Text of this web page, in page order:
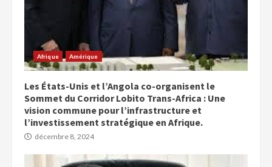
Afrique Amérique
Les États-Unis et l’Angola co-organisent le
Sommet du Corridor Lobito Trans-Africa : Une
vision commune pour l’infrastructure et
l’investissement stratégique en Afrique.
décembre 8, 2024